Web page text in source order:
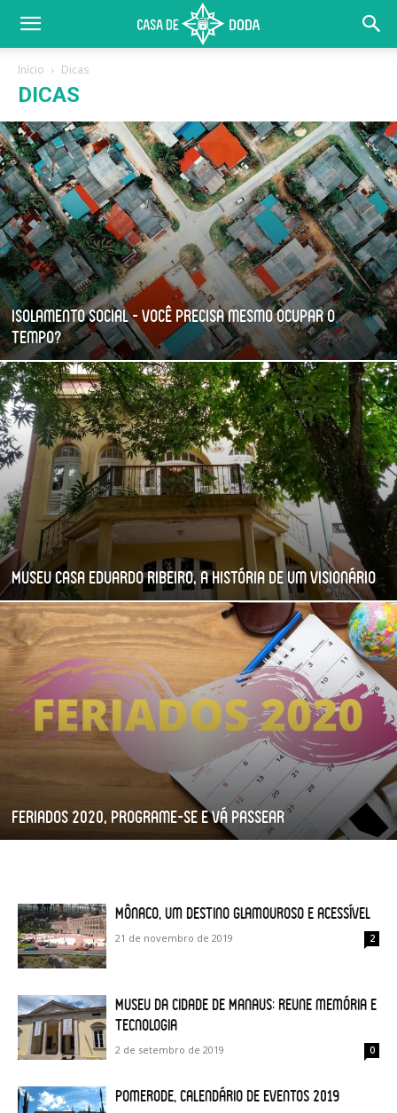
Início Dicas
DICAS
Isolamento Social – Você precisa mesmo ocupar o
tempo?
Museu Casa Eduardo Ribeiro, a história de um visionário
Feriados 2020, programe-se e vá passear
Mônaco, um destino glamouroso e acessível
21 de novembro de 2019 2
Museu da Cidade de Manaus: reune memória e
tecnologia
2 de setembro de 2019 0
Pomerode, calendário de eventos 2019